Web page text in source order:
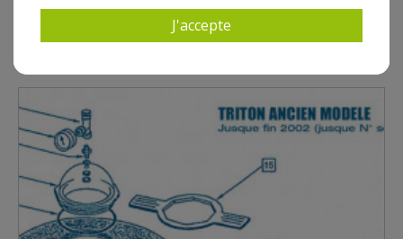
J'accepte